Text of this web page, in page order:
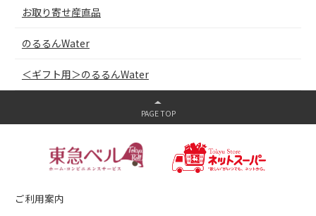
お取り寄せ産直品
のるるんWater
＜ギフト用＞のるるんWater
ご利用案内